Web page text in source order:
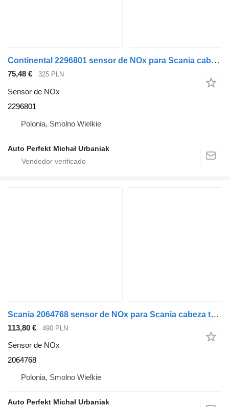
Continental 2296801 sensor de NOx para Scania cabeza tractora
75,48 € 325 PLN
Sensor de NOx
2296801
Polonia, Smolno Wielkie
Auto Perfekt Michał Urbaniak
Scania 2064768 sensor de NOx para Scania cabeza tractora
113,80 € 490 PLN
Sensor de NOx
2064768
Polonia, Smolno Wielkie
Auto Perfekt Michał Urbaniak